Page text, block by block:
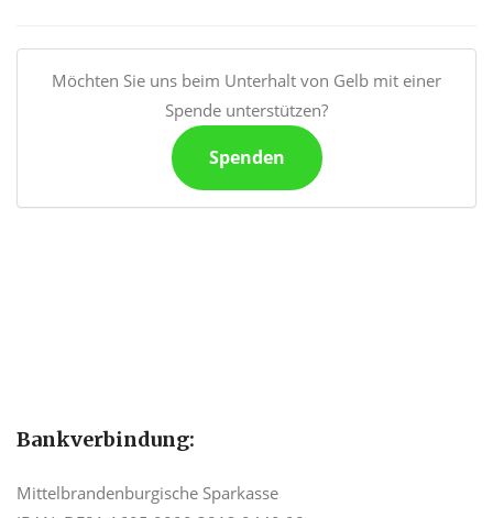
Möchten Sie uns beim Unterhalt von Gelb mit einer
Spende unterstützen?
Spenden
Bankverbindung:
Mittelbrandenburgische Sparkasse